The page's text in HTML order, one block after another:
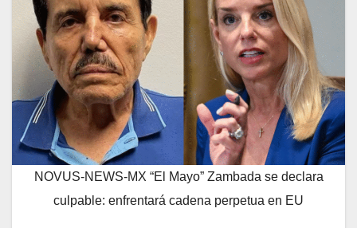
NOVUS-NEWS-MX “El Mayo” Zambada se declara
culpable: enfrentará cadena perpetua en EU